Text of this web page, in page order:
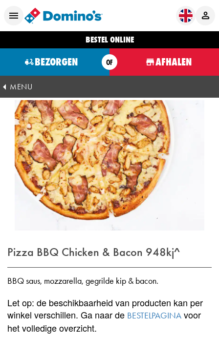
BESTEL ONLINE
BEZORGEN OF AFHALEN
MENU
Pizza BBQ Chicken & Bacon 948kj^
BBQ saus, mozzarella, gegrilde kip & bacon.
Let op: de beschikbaarheid van producten kan per
winkel verschillen. Ga naar de BESTELPAGINA voor
het volledige overzicht.